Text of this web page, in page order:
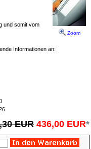
Zoom
und somit vom
Informationen an:
EUR 436,00 EUR*